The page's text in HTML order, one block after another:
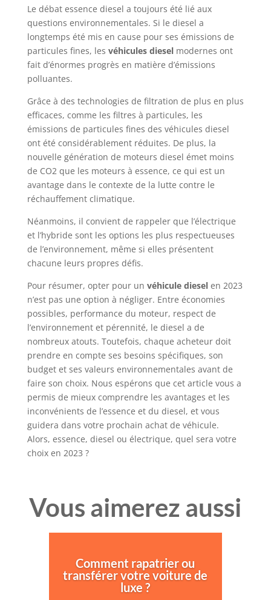
Le débat essence diesel a toujours été lié aux
questions environnementales. Si le diesel a
longtemps été mis en cause pour ses émissions de
particules fines, les véhicules dieselmodernes ont
fait d’énormes progrès en matière d’émissions
polluantes.
Grâce à des technologies de filtration de plus en plus
efficaces, comme les filtres à particules, les
émissions de particules fines des véhicules diesel
ont été considérablement réduites. De plus, la
nouvelle génération de moteurs diesel émet moins
de CO2 que les moteurs à essence, ce qui est un
avantage dans le contexte de la lutte contre le
réchauffement climatique.
Néanmoins, il convient de rappeler que l’électrique
et l’hybride sont les options les plus respectueuses
de l’environnement, même si elles présentent
chacune leurs propres défis.
Pour résumer, opter pour un véhicule dieselen 2023
n’est pas une option à négliger. Entre économies
possibles, performance du moteur, respect de
l’environnement et pérennité, le diesel a de
nombreux atouts. Toutefois, chaque acheteur doit
prendre en compte ses besoins spécifiques, son
budget et ses valeurs environnementales avant de
faire son choix. Nous espérons que cet article vous a
permis de mieux comprendre les avantages et les
inconvénients de l’essence et du diesel, et vous
guidera dans votre prochain achat de véhicule.
Alors, essence, diesel ou électrique, quel sera votre
choix en 2023 ?
Vous aimerez aussi
Comment rapatrier ou
transférer votre voiture de
luxe ?